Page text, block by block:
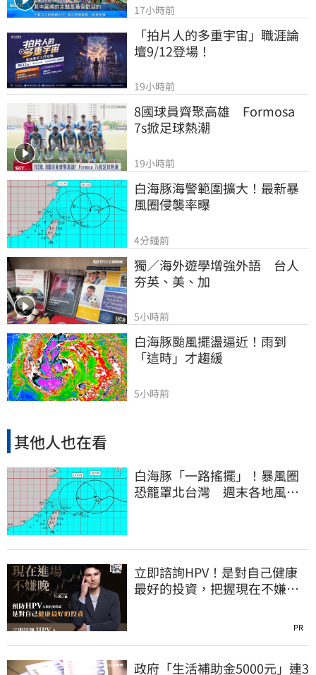
17小時前
「拍片人的多重宇宙」職涯論
壇9/12登場！
19小時前
8國球員齊聚高雄　Formosa
7s掀足球熱潮
19小時前
白海豚海警範圍擴大！最新暴
風圈侵襲率曝
4分鐘前
獨／海外遊學增強外語　台人
夯英、美、加
5小時前
白海豚颱風擺盪逼近！雨到
「這時」才趨緩
5小時前
其他人也在看
白海豚「一路搖擺」！暴風圈
恐籠罩北台灣 週末各地風雨
立即諮詢HPV！是對自己健康
最好的投資，把握現在不嫌
PR
政府「生活補助金5000元」連3